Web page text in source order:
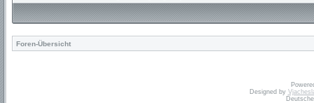
Foren-Übersicht
Designed by